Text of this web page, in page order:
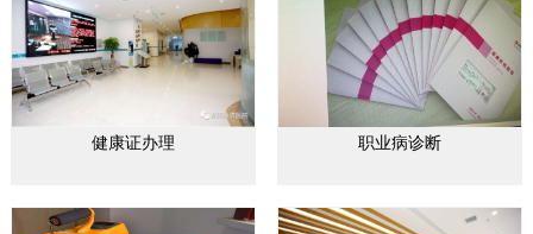
健康证办理 职业病诊断